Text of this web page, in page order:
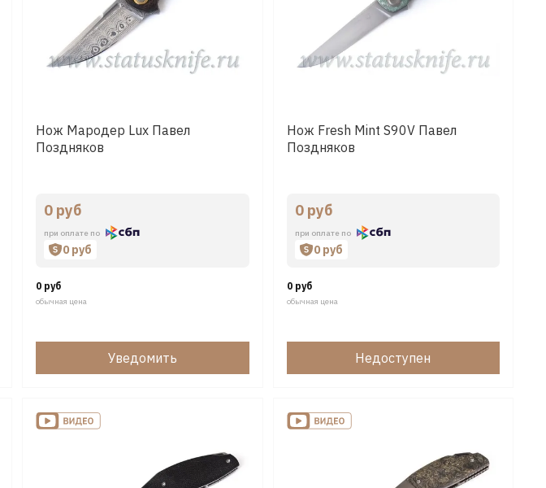
Нож Мародер Lux Павел
Поздняков
0 руб
при оплате по
0 руб
0 руб
обычная цена
Уведомить
Нож Fresh Mint S90V Павел
Поздняков
0 руб
при оплате по
0 руб
0 руб
обычная цена
Недоступен